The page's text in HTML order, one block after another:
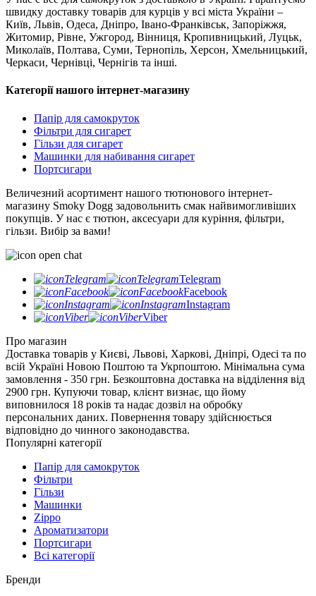
швидку доставку товарів для курців у всі міста України –
Київ, Львів, Одеса, Дніпро, Івано-Франківськ, Запоріжжя,
Житомир, Рівне, Ужгород, Вінниця, Кропивницький, Луцьк,
Миколаїв, Полтава, Суми, Тернопіль, Херсон, Хмельницький,
Черкаси, Чернівці, Чернігів та інші.
Категорії нашого інтернет-магазину
Папір для самокруток
Фільтри для сигарет
Гільзи для сигарет
Машинки для набивання сигарет
Портсигари
Величезний асортимент нашого тютюнового інтернет-
магазину Smoky Dogg задовольнить смак найвимогливіших
покупців. У нас є тютюн, аксесуари для куріння, фільтри,
гільзи. Вибір за вами!
Telegram
Facebook
Instagram
Viber
Про магазин
Доставка товарів у Києві, Львові, Харкові, Дніпрі, Одесі та по
всій Україні Новою Поштою та Укрпоштою. Мінімальна сума
замовлення - 350 грн. Безкоштовна доставка на відділення від
2900 грн. Купуючи товар, клієнт визнає, що йому
виповнилося 18 років та надає дозвіл на обробку
персональних даних. Повернення товару здійснюється
відповідно до чинного законодавства.
Популярні категорії
Папір для самокруток
Фільтри
Гільзи
Машинки
Zippo
Ароматизатори
Портсигари
Всі категорії
Бренди